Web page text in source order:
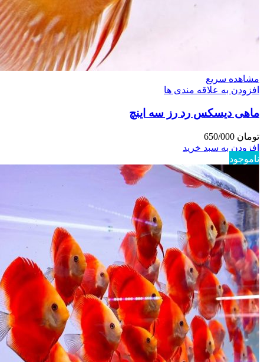
مشاهده سریع
افزودن به علاقه مندی ها
ماهی دیسکس رد رز سه اینچ
تومان
افزودن به سبد خرید
ناموجود